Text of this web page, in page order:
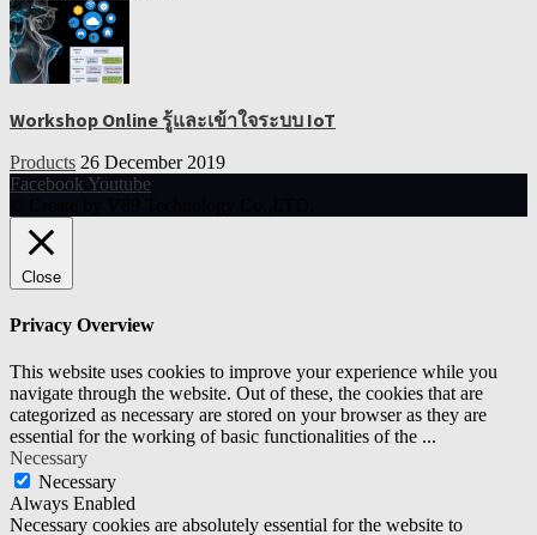
Workshop Online รู้และเข้าใจระบบ IoT
Products 26 December 2019
Facebook Youtube
Close
Privacy Overview
This website uses cookies to improve your experience while you
navigate through the website. Out of these, the cookies that are
categorized as necessary are stored on your browser as they are
essential for the working of basic functionalities of the ...
Necessary
Necessary
Always Enabled
Necessary cookies are absolutely essential for the website to